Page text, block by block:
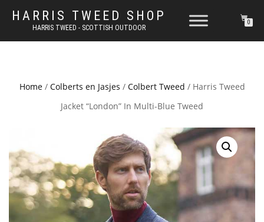
HARRIS TWEED SHOP
HARRIS TWEED - SCOTTISH OUTDOOR
0
Home/ Colberts en Jasjes / Colbert Tweed / Harris Tweed
Jacket “London” In Multi-Blue Tweed